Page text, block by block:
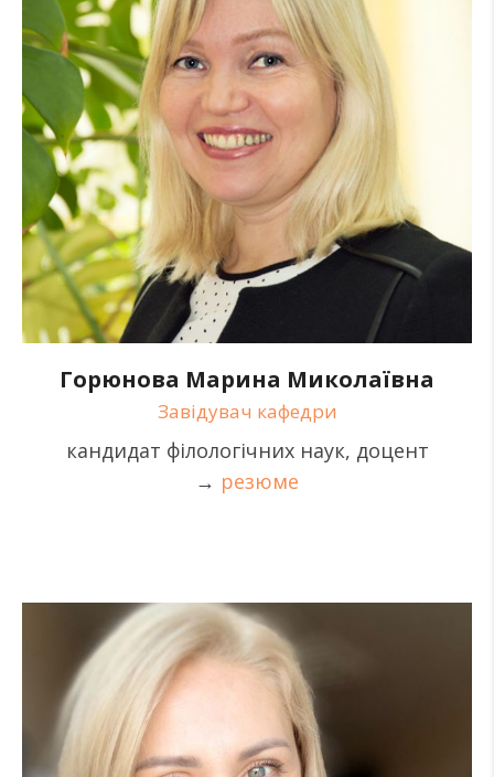
Горюнова Марина Миколаївна
Завідувач кафедри
кандидат філологічних наук, доцент
→ резюме